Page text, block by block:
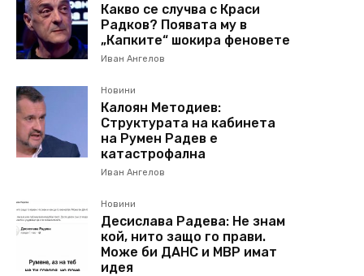
Какво се случва с Краси
Радков? Появата му в
„Капките“ шокира феновете
Иван Ангелов
Новини
Калоян Методиев:
Структурата на кабинета
на Румен Радев е
катастрофална
Иван Ангелов
Новини
Десислава Радева: Не знам
кой, нито защо го прави.
Може би ДАНС и МВР имат
идея